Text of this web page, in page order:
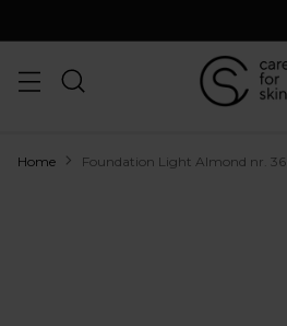
Home Foundation Light Almond nr. 36